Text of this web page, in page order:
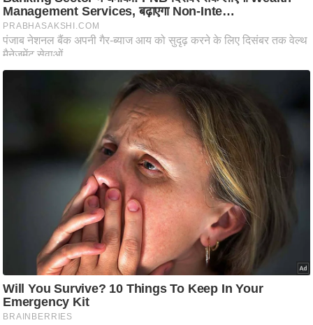
स
म
सा
म
.
आ
र